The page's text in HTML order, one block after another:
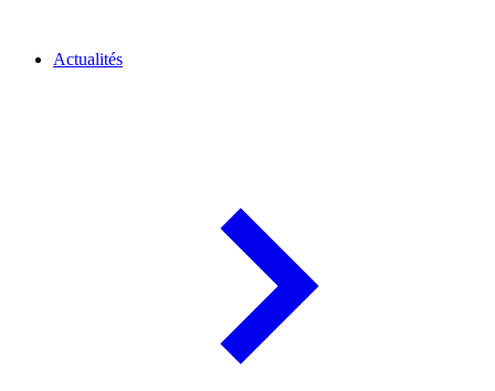
Actualités